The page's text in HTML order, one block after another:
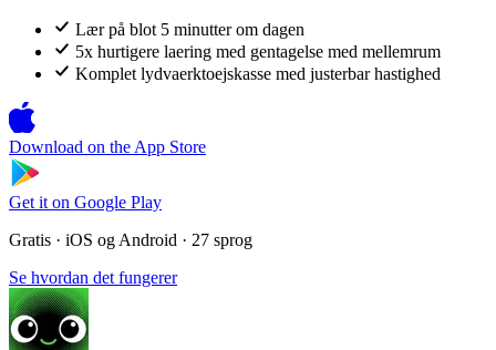
Lær på blot 5 minutter om dagen
5x hurtigere laering med gentagelse med mellemrum
Komplet lydvaerktoejskasse med justerbar hastighed
Download on the App Store
Get it on Google Play
Gratis · iOS og Android · 27 sprog
Se hvordan det fungerer